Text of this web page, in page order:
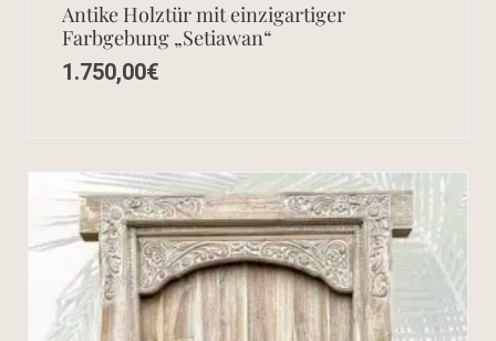
Antike Holztür mit einzigartiger
Farbgebung „Setiawan“
1.750,00€